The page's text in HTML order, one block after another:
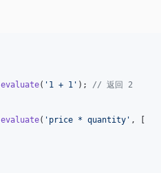
evaluate( ' 1 + 1 ' ); // 返回 2
evaluate( ' price * quantity ' , [